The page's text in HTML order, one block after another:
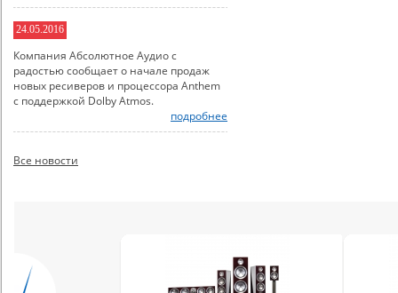
24.05.2016
Компания Абсолютное Аудио с
радостью сообщает о начале продаж
новых ресиверов и процессора Anthem
с поддержкой Dolby Atmos.
подробнее
Все новости